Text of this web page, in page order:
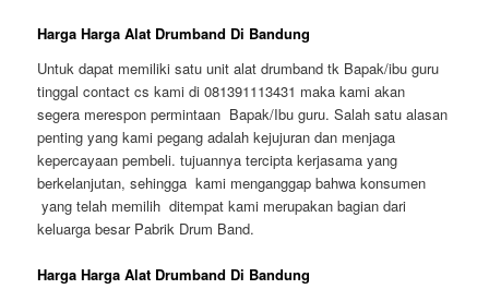
Harga Harga Alat Drumband Di Bandung
Untuk dapat memiliki satu unit alat drumband tk Bapak/ibu guru
tinggal contact cs kami di 081391113431 maka kami akan
segera merespon permintaan Bapak/Ibu guru. Salah satu alasan
penting yang kami pegang adalah kejujuran dan menjaga
kepercayaan pembeli. tujuannya tercipta kerjasama yang
berkelanjutan, sehingga kami menganggap bahwa konsumen
yang telah memilih ditempat kami merupakan bagian dari
keluarga besar Pabrik Drum Band.
Harga Harga Alat Drumband Di Bandung